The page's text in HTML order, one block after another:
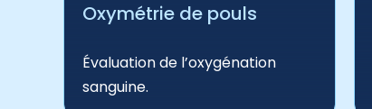
Oxymétrie de pouls
Évaluation de l’oxygénation
sanguine.